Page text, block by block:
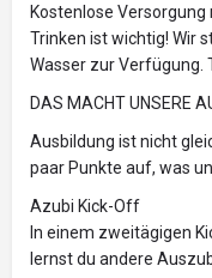
Kostenlose Versorgung
Trinken ist wichtig! Wir
Wasser zur Verfügung.
DAS MACHT UNSERE
Ausbildung ist nicht
paar Punkte auf, was
Azubi Kick-Off
In einem zweitägigen
lernst du andere